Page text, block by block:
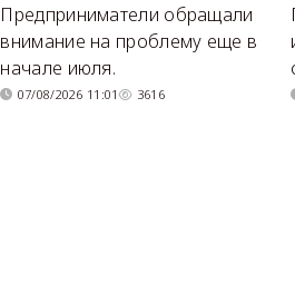
Предприниматели обращали
внимание на проблему еще в
начале июля.
07/08/2026 11:01 3616